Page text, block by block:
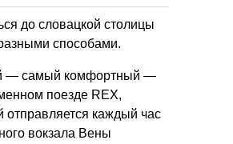
до словацкой столицы
способами.
— самый комфортный —
поезде REX,
отправляется каждый час
вокзала Вены